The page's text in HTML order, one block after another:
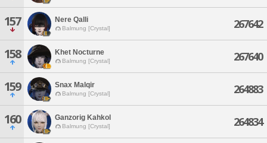
157 Nere Qalli
Balmung [Crystal] 267642
158 Khet Nocturne
Balmung [Crystal] 267640
159 Snax Malqir
Balmung [Crystal] 264883
160 Ganzorig Kahkol
Balmung [Crystal] 264834